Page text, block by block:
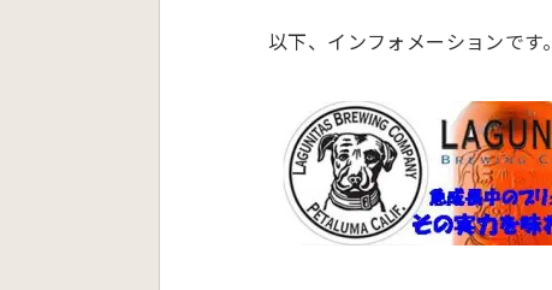
以下、インフォメーションです。